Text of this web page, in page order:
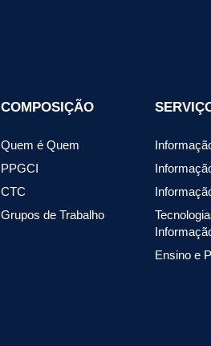
COMPOSIÇÃO
Quem é Quem
PPGCI
CTC
Grupos de Trabalho
Ensino e